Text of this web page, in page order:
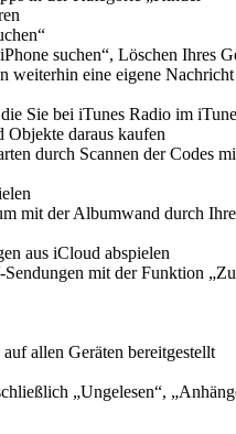
suchen“, Löschen
weiterhin eine eigene
Sie bei iTunes Radio im
Objekte daraus kaufen
durch Scannen der Codes
mit der Albumwand durch
aus iCloud abspielen
mit der Funktion
allen Geräten bereitgestellt
„Ungelesen“,